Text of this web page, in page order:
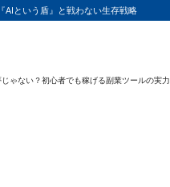
AIという盾』と戦わない生存戦略
ゃない？初心者でも稼げる副業ツールの実力